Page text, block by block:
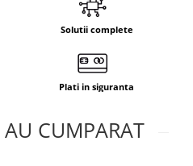
Solutii complete
Plati in siguranta
CUMPARAT